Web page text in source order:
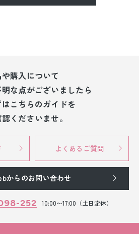
購入について
明な点がございましたら
はこちらのガイドを
くださいませ。
よくあるご質問
からのお問い合わせ
252 10:00〜17:00（土日定休）